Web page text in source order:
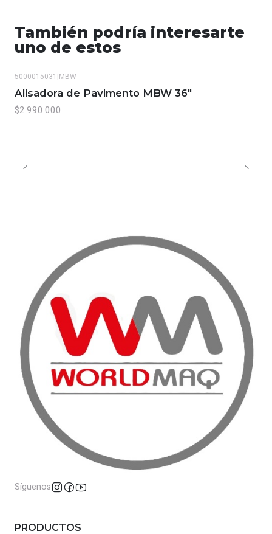
También podría interesarte
uno de estos
5000015031 MBW
Alisadora de Pavimento MBW 36"
$2.990.000
Síguenos
PRODUCTOS